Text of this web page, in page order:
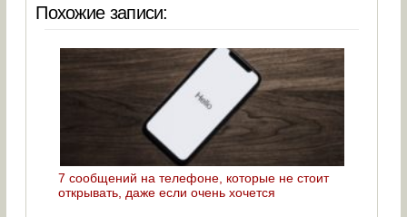
Похожие записи:
7 сообщений на телефоне, которые не стоит
открывать, даже если очень хочется